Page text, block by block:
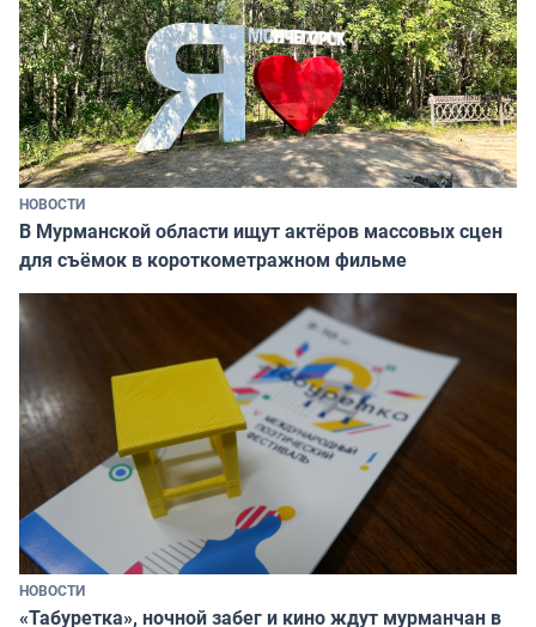
НОВОСТИ
В Мурманской области ищут актёров массовых сцен
для съёмок в короткометражном фильме
НОВОСТИ
«Табуретка», ночной забег и кино ждут мурманчан в